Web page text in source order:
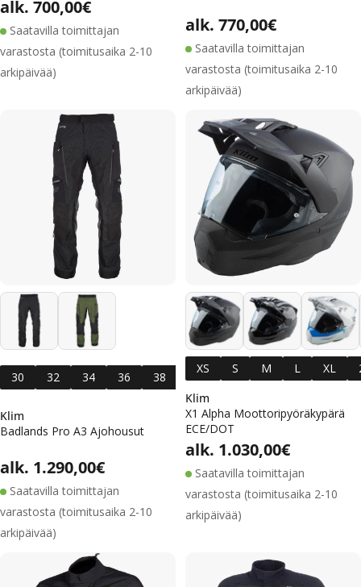
Normaalihinta
alk. 700,00€
Saatavilla toimittajan
varastosta (toimitusaika 2-10
arkipäivää)
Normaalihinta
alk. 770,00€
Saatavilla toimittajan
varastosta (toimitusaika 2-10
arkipäivää)
30 32 34 36 38 40 42
Short
30
Short
32
Klim
Badlands Pro A3 Ajohousut
Normaalihinta
alk. 1.290,00€
Saatavilla toimittajan
varastosta (toimitusaika 2-10
arkipäivää)
XS S M L XL
Klim
X1 Alpha Moottoripyöräkypärä
ECE/DOT
Normaalihinta
alk. 1.030,00€
Saatavilla toimittajan
varastosta (toimitusaika 2-10
arkipäivää)